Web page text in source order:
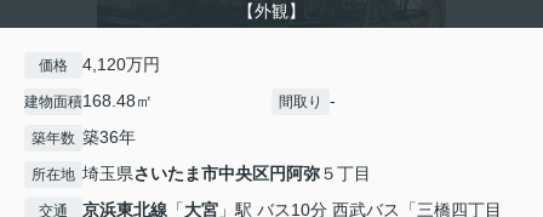
【外観】
価格 4,120万円
建物面積168.48㎡ 間取り -
築年数 築36年
所在地 埼玉県さいたま市中央区円阿弥５丁目
交通 京浜東北線 「大宮 」駅 バス10分 西武バス「三橋四丁目